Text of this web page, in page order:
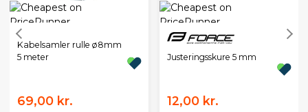
Kabelsamler rulle ø8mm
5 meter
69,00 kr.
Justeringsskure 5 mm
12,00 kr.